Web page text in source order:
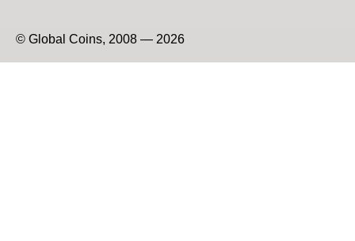
© Global Coins, 2008 — 2026